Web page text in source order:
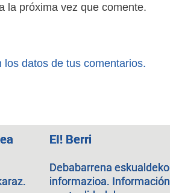
la próxima vez que comente.
datos de tus comentarios.
EI! Berri
Debabarrena eskualdeko
informazioa. Información